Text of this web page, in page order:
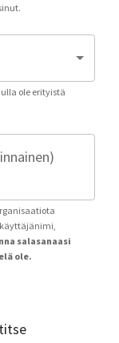
ole erityistä
salasanaasi
ole.